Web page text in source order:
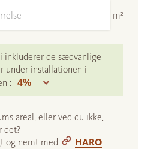
m²
inkluderer de sædvanlige
under installationen i
:
areal, eller ved du ikke,
det?
og nemt med
HARO